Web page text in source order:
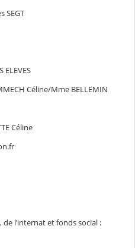
SEGT
ELEVES
Céline/Mme BELLEMIN
Céline
l’internat et fonds social :